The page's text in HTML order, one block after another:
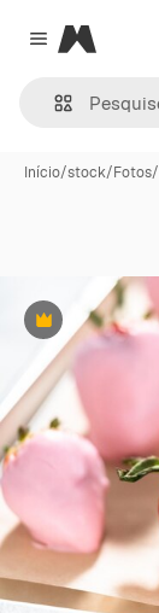
Close menu
Magnific
Início/stock/Fotos/
Premium